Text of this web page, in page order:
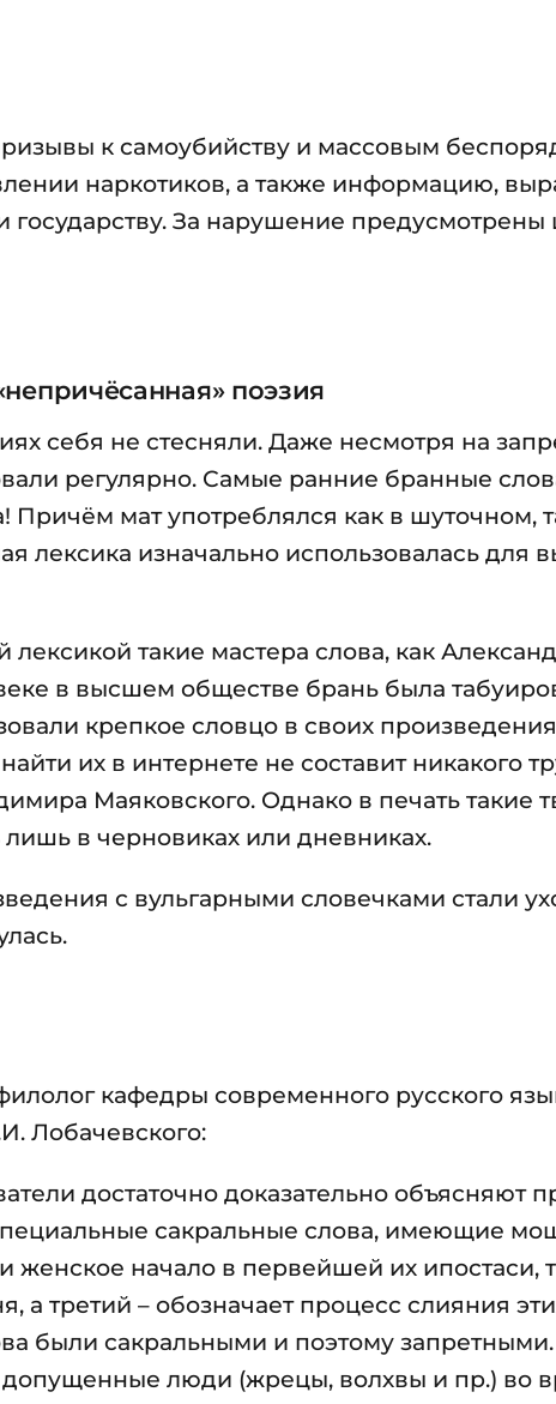
к самоубийству и массовым
наркотиков, а также информацию,
государству. За нарушение
поэзия
себя не стесняли. Даже несмотря на
регулярно. Самые ранние бранные
Причём мат употреблялся как в шуточном,
лексика изначально использовалась для
лексикой такие мастера слова, как
в высшем обществе брань была
крепкое словцо в своих
их в интернете не составит никакого
Маяковского. Однако в печать такие
в черновиках или дневниках.
с вульгарными словечками стали
кафедры современного русского
Лобачевского:
достаточно доказательно объясняют
сакральные слова, имеющие
начало в первейшей их ипостаси,
а третий – обозначает процесс слияния
были сакральными и поэтому
допущенные люди (жрецы, волхвы и пр.) во